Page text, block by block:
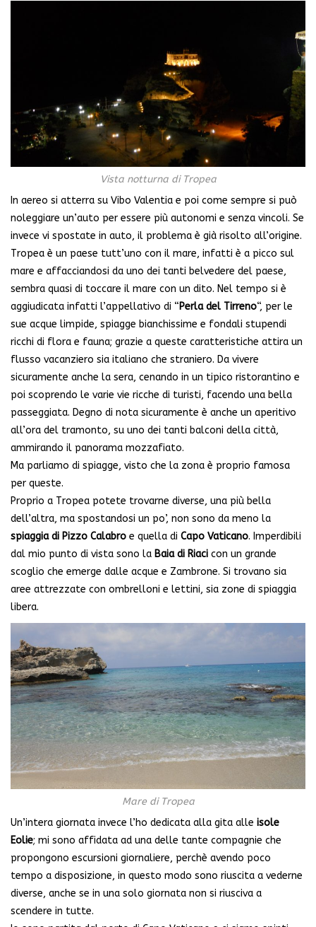
Vista notturna di Tropea
In aereo si atterra su Vibo Valentia e poi come sempre si può
noleggiare un’auto per essere più autonomi e senza vincoli. Se
invece vi spostate in auto, il problema è già risolto all’origine.
Tropea è un paese tutt’uno con il mare, infatti è a picco sul
mare e affacciandosi da uno dei tanti belvedere del paese,
sembra quasi di toccare il mare con un dito. Nel tempo si è
aggiudicata infatti l’appellativo di “Perla del Tirreno“, per le
sue acque limpide, spiagge bianchissime e fondali stupendi
ricchi di flora e fauna; grazie a queste caratteristiche attira un
flusso vacanziero sia italiano che straniero. Da vivere
sicuramente anche la sera, cenando in un tipico ristorantino e
poi scoprendo le varie vie ricche di turisti, facendo una bella
passeggiata. Degno di nota sicuramente è anche un aperitivo
all’ora del tramonto, su uno dei tanti balconi della città,
ammirando il panorama mozzafiato.
Ma parliamo di spiagge, visto che la zona è proprio famosa
per queste.
Proprio a Tropea potete trovarne diverse, una più bella
dell’altra, ma spostandosi un po’, non sono da meno la
spiaggia di Pizzo Calabro e quella di Capo Vaticano. Imperdibili
dal mio punto di vista sono la Baia di Riaci con un grande
scoglio che emerge dalle acque e Zambrone. Si trovano sia
aree attrezzate con ombrelloni e lettini, sia zone di spiaggia
libera.
Mare di Tropea
Un’intera giornata invece l’ho dedicata alla gita alle isole
Eolie; mi sono affidata ad una delle tante compagnie che
propongono escursioni giornaliere, perchè avendo poco
tempo a disposizione, in questo modo sono riuscita a vederne
diverse, anche se in una solo giornata non si riusciva a
scendere in tutte.